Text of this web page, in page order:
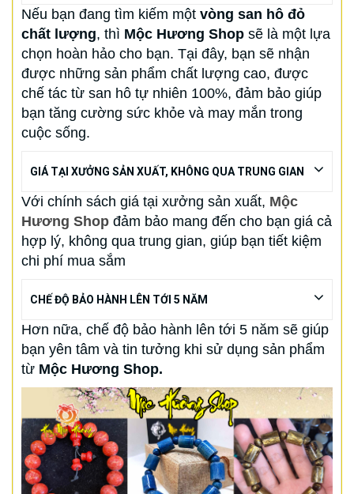
Nếu bạn đang tìm kiếm một vòng san hô đỏ
chất lượng, thì Mộc Hương Shop sẽ là một lựa
chọn hoàn hảo cho bạn. Tại đây, bạn sẽ nhận
được những sản phẩm chất lượng cao, được
chế tác từ san hô tự nhiên 100%, đảm bảo giúp
bạn tăng cường sức khỏe và may mắn trong
cuộc sống.
GIÁ TẠI XƯỞNG SẢN XUẤT, KHÔNG QUA TRUNG GIAN
Với chính sách giá tại xưởng sản xuất, Mộc
Hương Shop đảm bảo mang đến cho bạn giá cả
hợp lý, không qua trung gian, giúp bạn tiết kiệm
chi phí mua sắm
CHẾ ĐỘ BẢO HÀNH LÊN TỚI 5 NĂM
Hơn nữa, chế độ bảo hành lên tới 5 năm sẽ giúp
bạn yên tâm và tin tưởng khi sử dụng sản phẩm
từ Mộc Hương Shop.